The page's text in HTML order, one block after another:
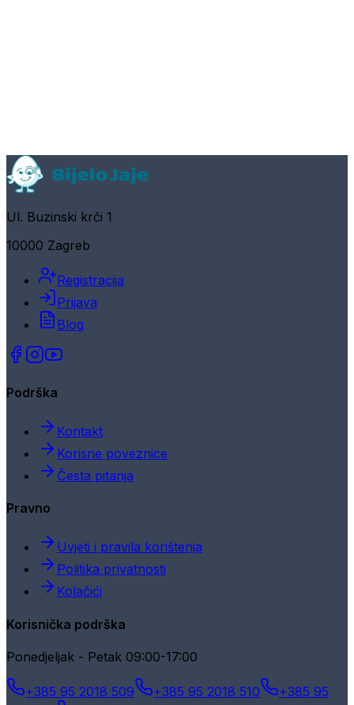
Ul. Buzinski krči 1
10000 Zagreb
Registracija
Prijava
Blog
Podrška
Kontakt
Korisne poveznice
Česta pitanja
Pravno
Uvjeti i pravila korištenja
Politika privatnosti
Kolačići
Korisnička podrška
Ponedjeljak - Petak 09:00-17:00
+385 95 2018 509 +385 95 2018 510
+385 95